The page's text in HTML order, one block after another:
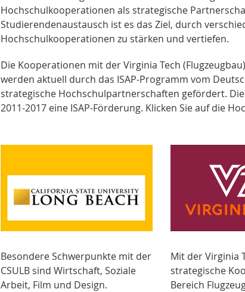
Hochschulkooperationen als strategische
Studierendenaustausch ist es das Ziel, durch
Hochschulkooperationen zu stärken und vertiefen.
Die Kooperationen mit der Virginia Tech
werden aktuell durch das ISAP-Programm vom
strategische Hochschulpartnerschaften gefördert.
2011-2017 eine ISAP-Förderung. Klicken Sie auf die
Mit der Virginia
strategische
Bereich
Besondere Schwerpunkte mit der
CSULB sind Wirtschaft, Soziale
Arbeit, Film und Design.